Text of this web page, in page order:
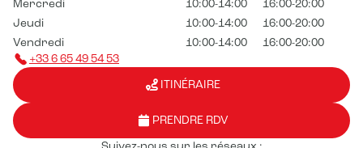
Mercredi
10:00-14:00
16:00-20:00
Jeudi
10:00-14:00
16:00-20:00
Vendredi
10:00-14:00
16:00-20:00
+33 6 65 49 54 53
ITINÉRAIRE
PRENDRE RDV